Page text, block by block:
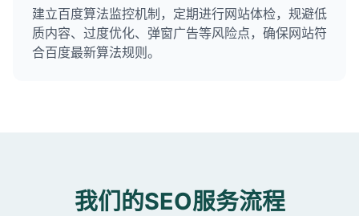
建立百度算法监控机制，定期进行网站体检，规避低
质内容、过度优化、弹窗广告等风险点，确保网站符
合百度最新算法规则。
我们的SEO服务流程